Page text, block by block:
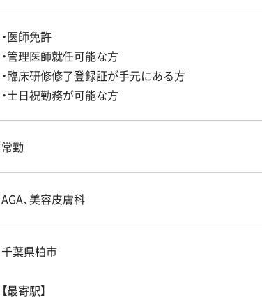
・医師免許
・管理医師就任可能な方
・臨床研修修了登録証が手元にある方
・土日祝勤務が可能な方
常勤
AGA、美容皮膚科
千葉県柏市
【最寄駅】